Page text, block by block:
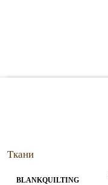
Ткани
BLANKQUILTING